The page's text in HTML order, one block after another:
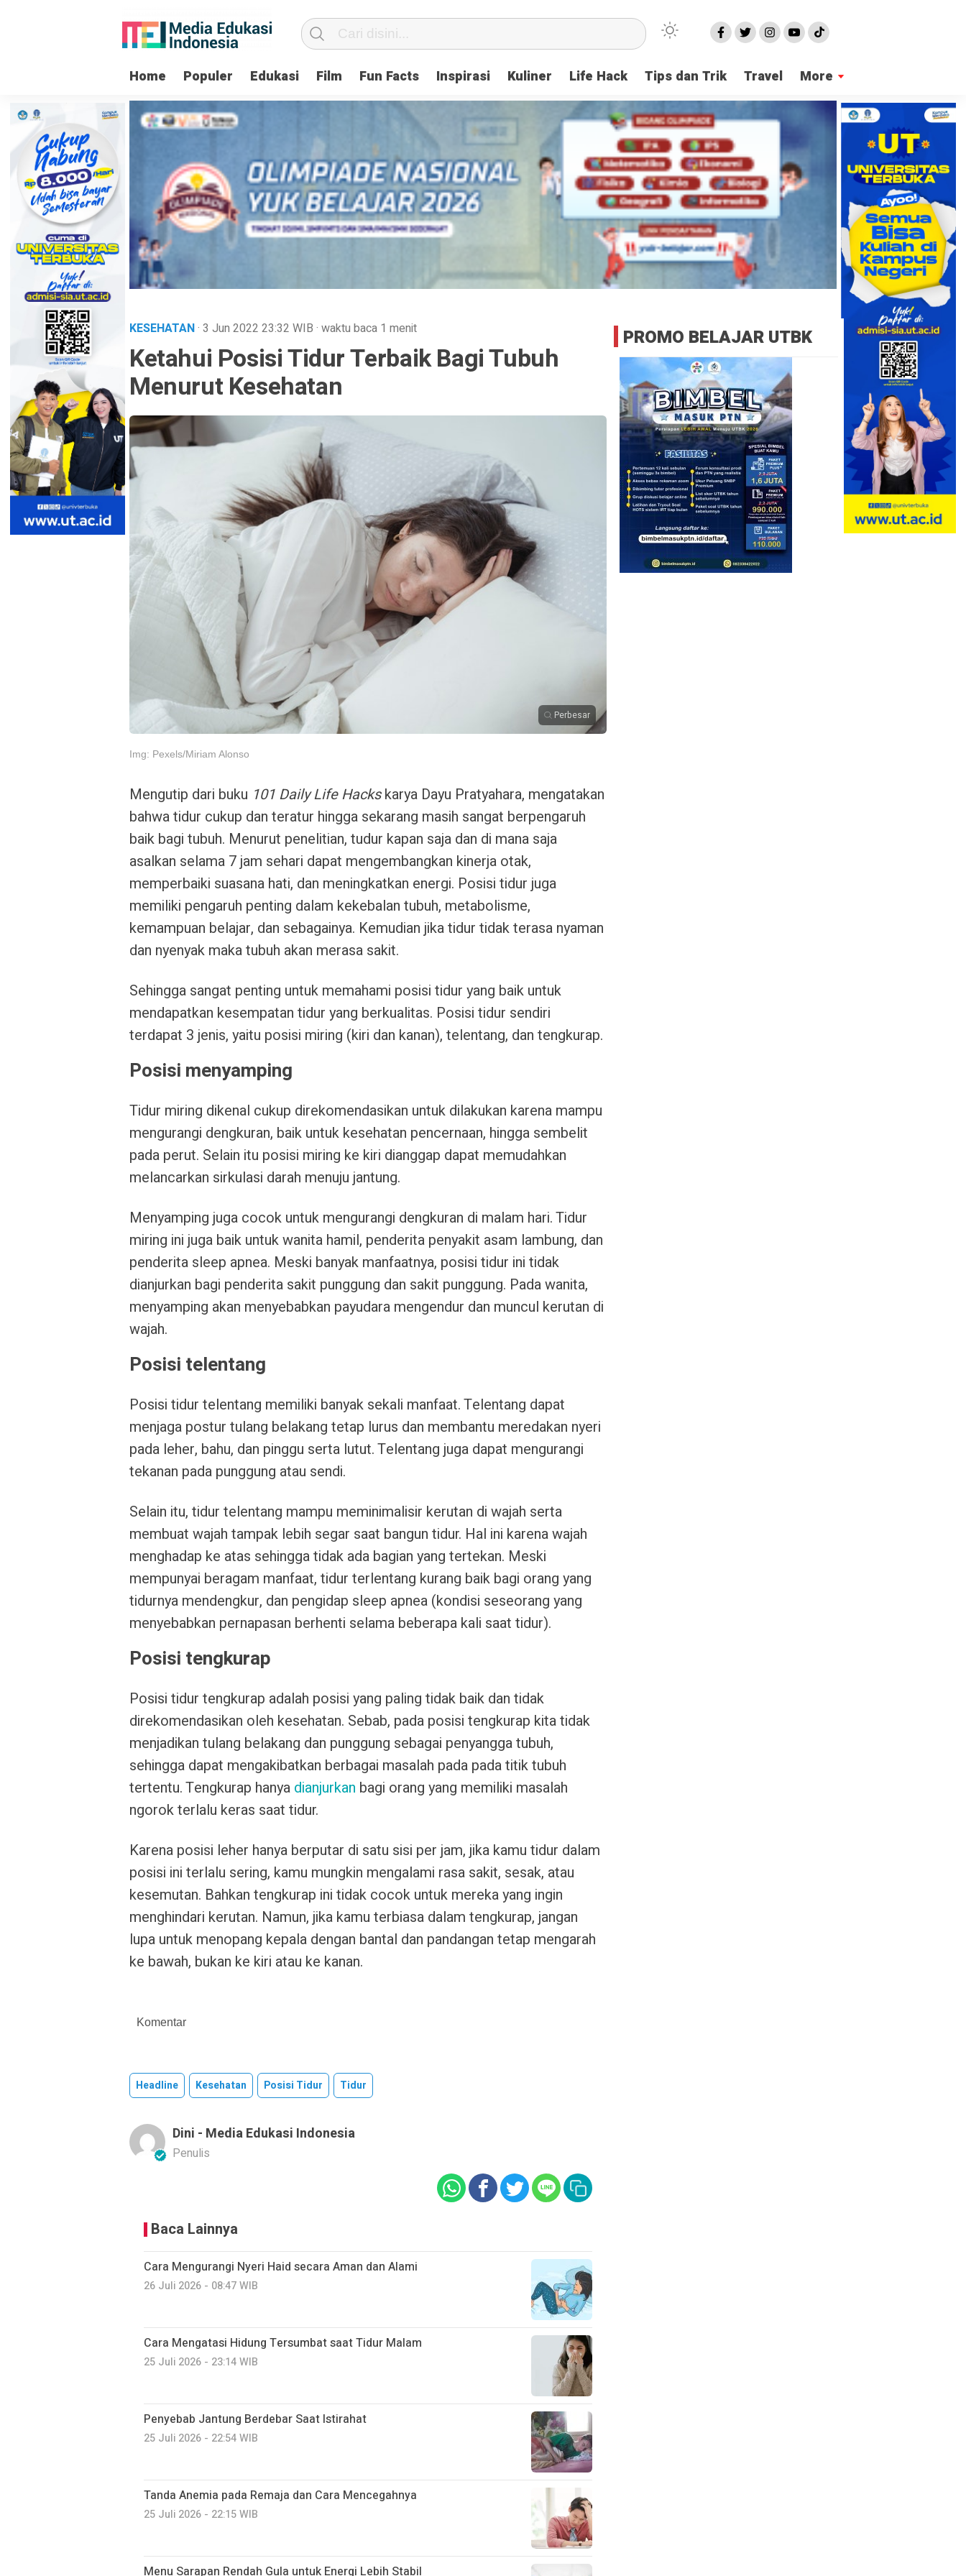
Home Populer Edukasi Film Fun Facts Inspirasi Kuliner Life Hack Tips dan Trik Travel More
KESEHATAN· 3 Jun 2022 23:32 WIB · waktu baca 1 menit
Ketahui Posisi Tidur Terbaik Bagi Tubuh
Menurut Kesehatan
Perbesar
Img: Pexels/Miriam Alonso
Mengutip dari buku 101 Daily Life Hackskarya Dayu Pratyahara, mengatakan
bahwa tidur cukup dan teratur hingga sekarang masih sangat berpengaruh
baik bagi tubuh. Menurut penelitian, tudur kapan saja dan di mana saja
asalkan selama 7 jam sehari dapat mengembangkan kinerja otak,
memperbaiki suasana hati, dan meningkatkan energi. Posisi tidur juga
memiliki pengaruh penting dalam kekebalan tubuh, metabolisme,
kemampuan belajar, dan sebagainya. Kemudian jika tidur tidak terasa nyaman
dan nyenyak maka tubuh akan merasa sakit.
Sehingga sangat penting untuk memahami posisi tidur yang baik untuk
mendapatkan kesempatan tidur yang berkualitas. Posisi tidur sendiri
terdapat 3 jenis, yaitu posisi miring (kiri dan kanan), telentang, dan tengkurap.
Posisi menyamping
Tidur miring dikenal cukup direkomendasikan untuk dilakukan karena mampu
mengurangi dengkuran, baik untuk kesehatan pencernaan, hingga sembelit
pada perut. Selain itu posisi miring ke kiri dianggap dapat memudahkan
melancarkan sirkulasi darah menuju jantung.
Menyamping juga cocok untuk mengurangi dengkuran di malam hari. Tidur
miring ini juga baik untuk wanita hamil, penderita penyakit asam lambung, dan
penderita sleep apnea. Meski banyak manfaatnya, posisi tidur ini tidak
dianjurkan bagi penderita sakit punggung dan sakit punggung. Pada wanita,
menyamping akan menyebabkan payudara mengendur dan muncul kerutan di
wajah.
Posisi telentang
Posisi tidur telentang memiliki banyak sekali manfaat. Telentang dapat
menjaga postur tulang belakang tetap lurus dan membantu meredakan nyeri
pada leher, bahu, dan pinggu serta lutut. Telentang juga dapat mengurangi
tekanan pada punggung atau sendi.
Selain itu, tidur telentang mampu meminimalisir kerutan di wajah serta
membuat wajah tampak lebih segar saat bangun tidur. Hal ini karena wajah
menghadap ke atas sehingga tidak ada bagian yang tertekan. Meski
mempunyai beragam manfaat, tidur terlentang kurang baik bagi orang yang
tidurnya mendengkur, dan pengidap sleep apnea (kondisi seseorang yang
menyebabkan pernapasan berhenti selama beberapa kali saat tidur).
Posisi tengkurap
Posisi tidur tengkurap adalah posisi yang paling tidak baik dan tidak
direkomendasikan oleh kesehatan. Sebab, pada posisi tengkurap kita tidak
menjadikan tulang belakang dan punggung sebagai penyangga tubuh,
sehingga dapat mengakibatkan berbagai masalah pada pada titik tubuh
tertentu. Tengkurap hanya dianjurkan bagi orang yang memiliki masalah
ngorok terlalu keras saat tidur.
Karena posisi leher hanya berputar di satu sisi per jam, jika kamu tidur dalam
posisi ini terlalu sering, kamu mungkin mengalami rasa sakit, sesak, atau
kesemutan. Bahkan tengkurap ini tidak cocok untuk mereka yang ingin
menghindari kerutan. Namun, jika kamu terbiasa dalam tengkurap, jangan
lupa untuk menopang kepala dengan bantal dan pandangan tetap mengarah
ke bawah, bukan ke kiri atau ke kanan.
Komentar
Headline Kesehatan Posisi Tidur Tidur
Dini - Media Edukasi Indonesia
Penulis
Baca Lainnya
Cara Mengurangi Nyeri Haid secara Aman dan Alami
26 Juli 2026 - 08:47 WIB
Cara Mengatasi Hidung Tersumbat saat Tidur Malam
25 Juli 2026 - 23:14 WIB
Penyebab Jantung Berdebar Saat Istirahat
25 Juli 2026 - 22:54 WIB
Tanda Anemia pada Remaja dan Cara Mencegahnya
25 Juli 2026 - 22:15 WIB
Menu Sarapan Rendah Gula untuk Energi Lebih Stabil
PROMO BELAJAR UTBK